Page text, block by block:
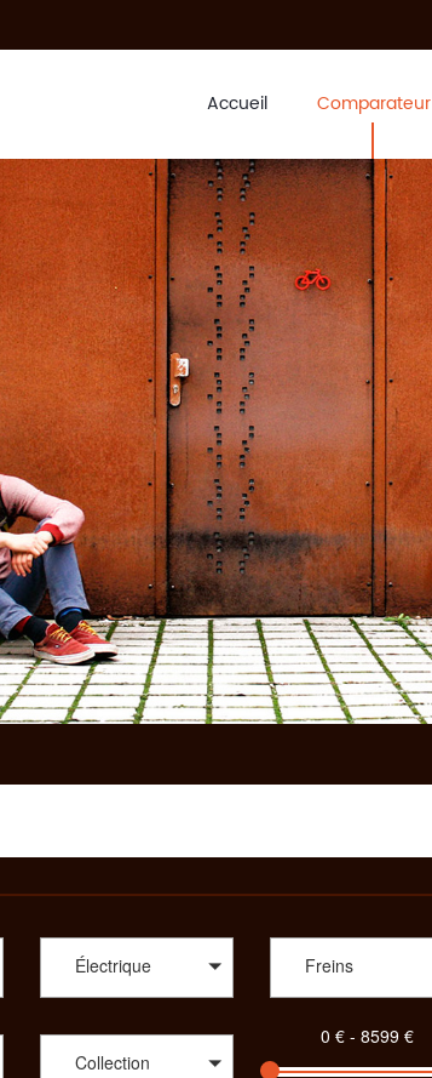
Accueil Comparateur
Électrique Freins
Collection